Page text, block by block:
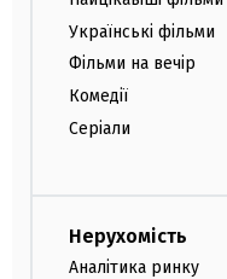
Українські фільми
Фільми на вечір
Комедії
Серіали
Нерухомість
Аналітика ринку